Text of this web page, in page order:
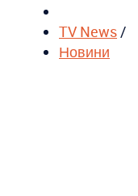
TV News/
Новини